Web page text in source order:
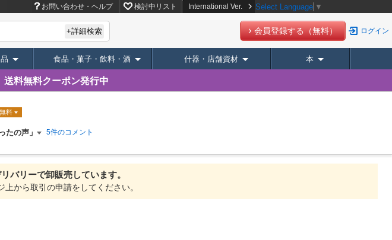
お問い合わせ・ヘルプ 検討中リスト International Ver. Select Language ▼
+詳細検索 会員登録する（無料） ログイン
食品・菓子・飲料・酒 什器・店舗資材 本
送料無料クーポン発行中
料
たの声」 5件のコメント
バリーで卸販売しています。
から取引の申請をしてください。